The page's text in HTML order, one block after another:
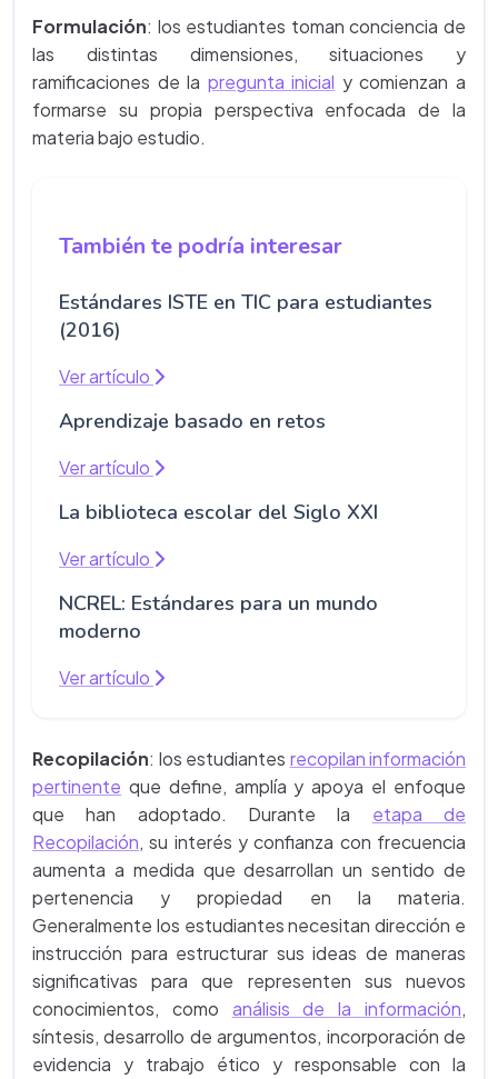
Formulación: los estudiantes toman conciencia de
las distintas dimensiones, situaciones y
ramificaciones de la pregunta inicial y comienzan a
formarse su propia perspectiva enfocada de la
materia bajo estudio.
También te podría interesar
Estándares ISTE en TIC para estudiantes
(2016)
Ver artículo
Aprendizaje basado en retos
Ver artículo
La biblioteca escolar del Siglo XXI
Ver artículo
NCREL: Estándares para un mundo
moderno
Ver artículo
Recopilación: los estudiantes recopilan información
pertinente que define, amplía y apoya el enfoque
que han adoptado. Durante la etapa de
Recopilación, su interés y confianza con frecuencia
aumenta a medida que desarrollan un sentido de
pertenencia y propiedad en la materia.
Generalmente los estudiantes necesitan dirección e
instrucción para estructurar sus ideas de maneras
significativas para que representen sus nuevos
conocimientos, como análisis de la información,
síntesis, desarrollo de argumentos, incorporación de
evidencia y trabajo ético y responsable con la